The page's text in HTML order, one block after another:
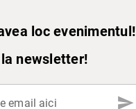
loc evenimentul!
newsletter!
email aici send